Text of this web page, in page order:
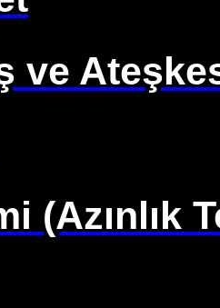
ve
(Azınlık